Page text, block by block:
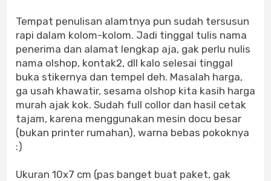
Tempat penulisan alamtnya pun sudah tersusun
rapi dalam kolom-kolom. Jadi tinggal tulis nama
penerima dan alamat lengkap aja, gak perlu nulis
nama olshop, kontak2, dll kalo selesai tinggal
buka stikernya dan tempel deh. Masalah harga,
ga usah khawatir, sesama olshop kita kasih harga
murah ajak kok. Sudah full collor dan hasil cetak
tajam, karena menggunakan mesin docu besar
(bukan printer rumahan), warna bebas pokoknya
:)
Ukuran 10x7 cm (pas banget buat paket, gak